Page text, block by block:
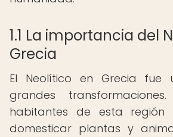
1.1 La importancia del
Grecia
El Neolítico en Grecia fue
grandes
habitantes de esta región
domesticar plantas y